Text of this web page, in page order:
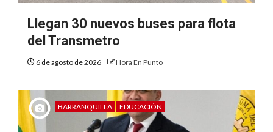
Llegan 30 nuevos buses para flota
del Transmetro
6 de agosto de 2026 Hora En Punto
BARRANQUILLA EDUCACIÓN